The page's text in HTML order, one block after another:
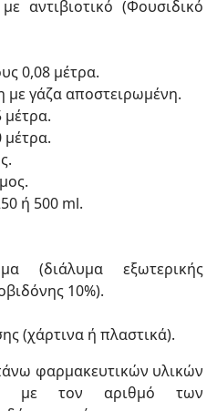
αντιβιοτικό (Φουσιδικό
0,08 μέτρα.
με γάζα αποστειρωμένη.
μέτρα.
μέτρα.
ή 500 ml.
(διάλυμα εξωτερικής
10%).
(χάρτινα ή πλαστικά).
φαρμακευτικών υλικών
με τον αριθμό των